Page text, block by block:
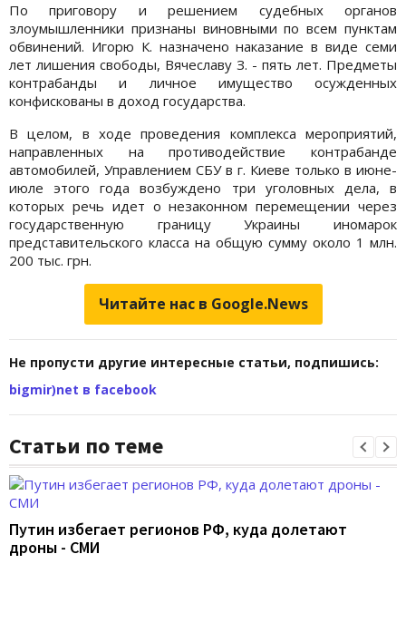
По приговору и решением судебных органов
злоумышленники признаны виновными по всем пунктам
обвинений. Игорю К. назначено наказание в виде семи
лет лишения свободы, Вячеславу З. - пять лет. Предметы
контрабанды и личное имущество осужденных
конфискованы в доход государства.
В целом, в ходе проведения комплекса мероприятий,
направленных на противодействие контрабанде
автомобилей, Управлением СБУ в г. Киеве только в июне-
июле этого года возбуждено три уголовных дела, в
которых речь идет о незаконном перемещении через
государственную границу Украины иномарок
представительского класса на общую сумму около 1 млн.
200 тыс. грн.
Читайте нас в Google.News
Не пропусти другие интересные статьи, подпишись:
bigmir)net в facebook
Статьи по теме
Путин избегает регионов РФ, куда долетают
дроны - СМИ